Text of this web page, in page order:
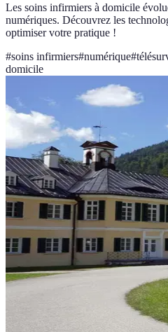
Les soins infirmiers à domicile
numériques. Découvrez les
optimiser votre pratique !
#soins infirmiers#numérique#
domicile